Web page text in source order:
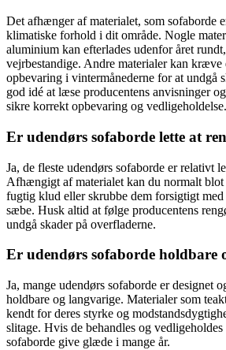
Det afhænger af materialet, som sofaborde
klimatiske forhold i dit område. Nogle
aluminium kan efterlades udenfor året
vejrbestandige. Andre materialer kan kræve
opbevaring i vintermånederne for at undgå
god idé at læse producentens anvisninger
sikre korrekt opbevaring og vedligeholdelse.
Er udendørs sofaborde lette at
Ja, de fleste udendørs sofaborde er relativt
Afhængigt af materialet kan du normalt blot
fugtig klud eller skrubbe dem forsigtigt
sæbe. Husk altid at følge producentens
undgå skader på overfladerne.
Er udendørs sofaborde holdbare
Ja, mange udendørs sofaborde er designet
holdbare og langvarige. Materialer som
kendt for deres styrke og
slitage. Hvis de behandles og
sofaborde give glæde i mange år.